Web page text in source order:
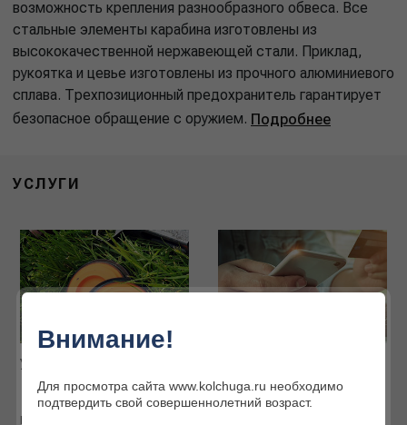
возможность крепления разнообразного обвеса. Все
стальные элементы карабина изготовлены из
высококачественной нержавеющей стали. Приклад,
рукоятка и цевье изготовлены из прочного алюминиевого
сплава. Трехпозиционный предохранитель гарантирует
безопасное обращение с оружием. Подробнее
УСЛУГИ
Услуги наших партнёров
Огромный ассортимент
товаров для охоты и
Внимание!
Для просмотра сайта www.kolchuga.ru необходимо
подтвердить свой совершеннолетний возраст.